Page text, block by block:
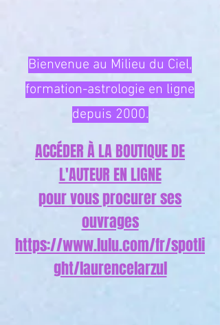
Bienvenue au Milieu du Ciel,
formation-astrologie en ligne
depuis 2000.
ACCÉDER À LA BOUTIQUE DE
L'AUTEUR EN LIGNE
pour vous procurer ses
ouvrages
https://www.lulu.com/fr/spotli
ght/laurencelarzul